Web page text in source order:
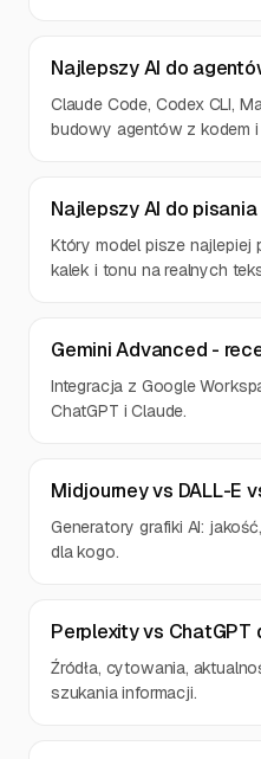
Najlepszy AI do
Claude Code, Codex CLI,
budowy agentów z kodem i
Najlepszy AI do
Który model pisze najlepiej
kalek i tonu na realnych
Gemini Advanced -
Integracja z Google
ChatGPT i Claude.
Midjourney vs DALL-E
Generatory grafiki AI:
dla kogo.
Perplexity vs ChatGPT
Źródła, cytowania,
szukania informacji.